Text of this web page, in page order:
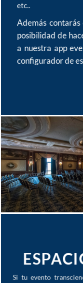
etc..
Además contarás
posibilidad de
a nuestra app
configurador de
Si tu evento